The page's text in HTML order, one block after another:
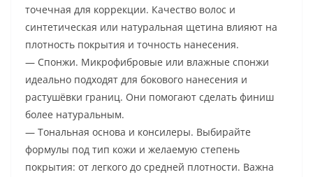
точечная для коррекции. Качество волос и
синтетическая или натуральная щетина влияют на
плотность покрытия и точность нанесения.
— Спонжи. Микрофибровые или влажные спонжи
идеально подходят для бокового нанесения и
растушёвки границ. Они помогают сделать финиш
более натуральным.
— Тональная основа и консилеры. Выбирайте
формулы под тип кожи и желаемую степень
покрытия: от легкого до средней плотности. Важна